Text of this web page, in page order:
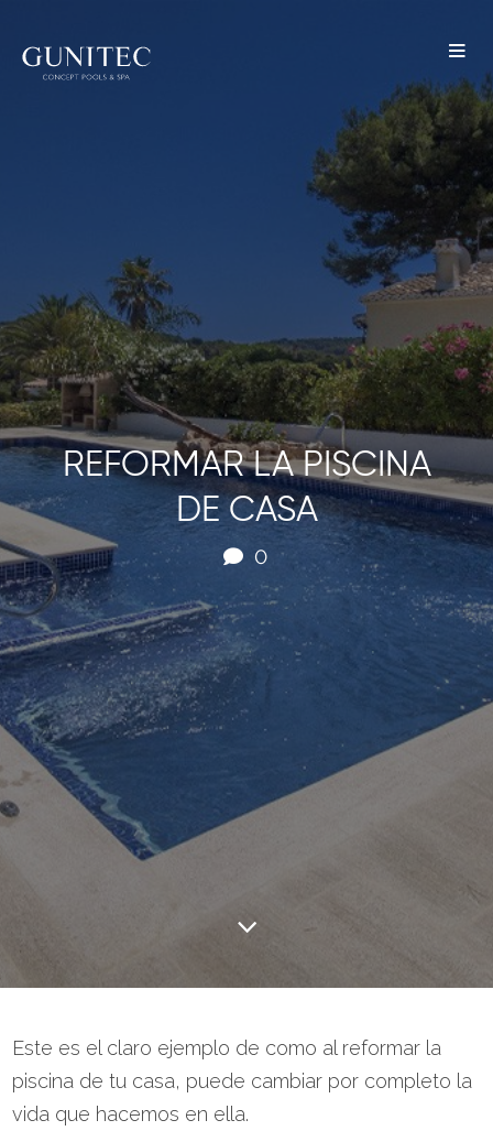
The
Airbnb
REFORMAR LA PISCINA
DE CASA
0
Este es el claro ejemplo de como al reformar la
piscina de tu casa, puede cambiar por completo la
vida que hacemos en ella.